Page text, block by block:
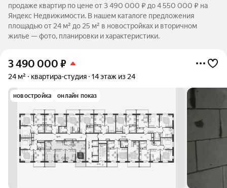
продаже квартир по цене от 3 490 000 ₽ до 4 550 000 ₽ на
Яндекс Недвижимости. В нашем каталоге предложения
площадью от 24 м² до 25 м² в новостройках и вторичном
жилье — фото, планировки и характеристики.
3 490 000 ₽
24 м² квартира-студия 14 этаж из 24
новостройка онлайн показ